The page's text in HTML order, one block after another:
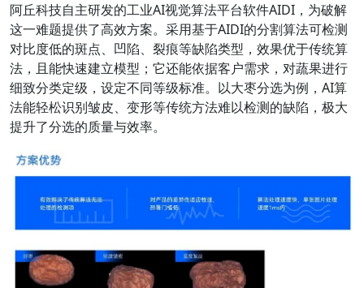
阿丘科技自主研发的工业AI视觉算法平台软件AIDI，为破解
这一难题提供了高效方案。采用基于AIDI的分割算法可检测
对比度低的斑点、凹陷、裂痕等缺陷类型，效果优于传统算
法，且能快速建立模型；它还能依据客户需求，对蔬果进行
细致分类定级，设定不同等级标准。以大枣分选为例，AI算
法能轻松识别皱皮、变形等传统方法难以检测的缺陷，极大
提升了分选的质量与效率。